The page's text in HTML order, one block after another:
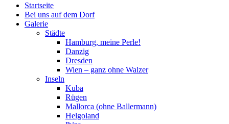
Startseite
Bei uns auf dem Dorf
Galerie
Städte
Hamburg, meine Perle!
Danzig
Dresden
Wien – ganz ohne Walzer
Inseln
Kuba
Rügen
Mallorca (ohne Ballermann)
Helgoland